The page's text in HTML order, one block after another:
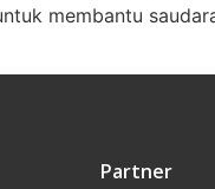
membantu
Partner